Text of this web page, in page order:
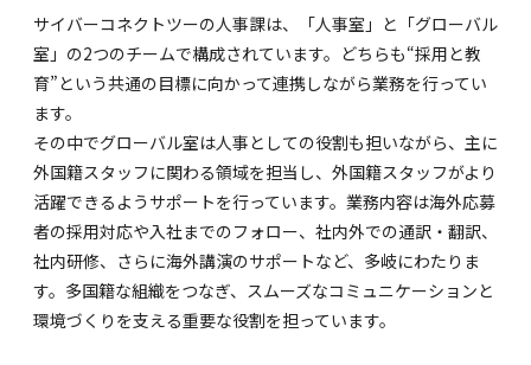
サイバーコネクトツーの人事課は、「人事室」と「グローバル
室」の2つのチームで構成されています。どちらも“採用と教
育”という共通の目標に向かって連携しながら業務を行ってい
ます。
その中でグローバル室は人事としての役割も担いながら、主に
外国籍スタッフに関わる領域を担当し、外国籍スタッフがより
活躍できるようサポートを行っています。業務内容は海外応募
者の採用対応や入社までのフォロー、社内外での通訳・翻訳、
社内研修、さらに海外講演のサポートなど、多岐にわたりま
す。多国籍な組織をつなぎ、スムーズなコミュニケーションと
環境づくりを支える重要な役割を担っています。